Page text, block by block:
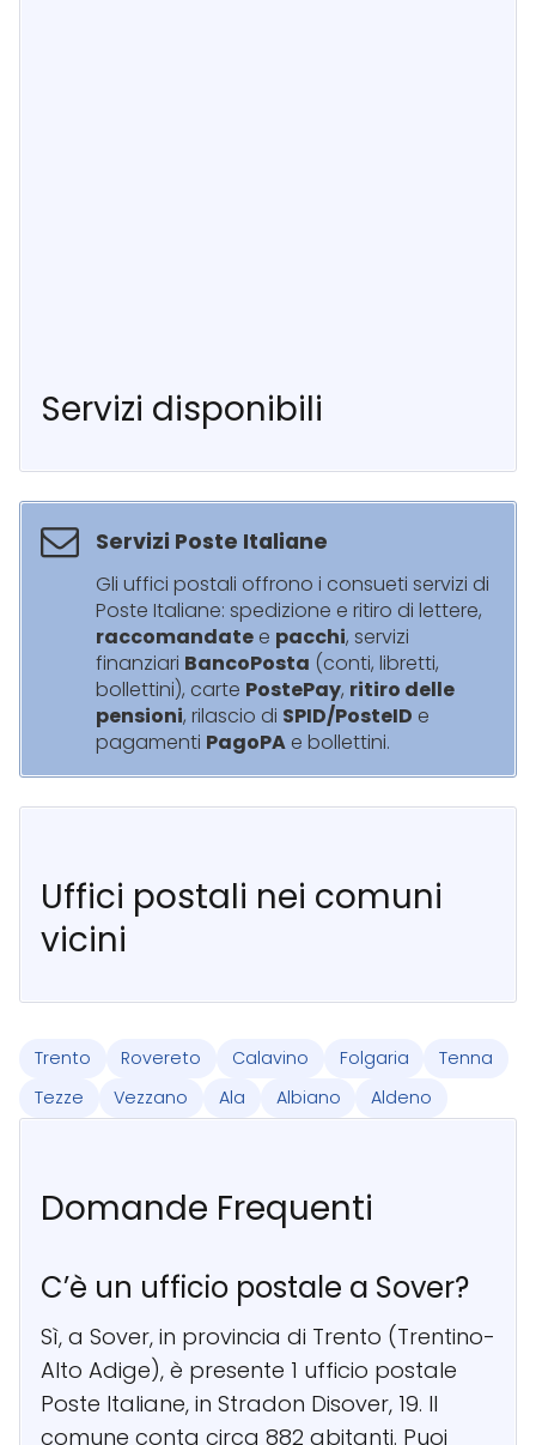
Servizi disponibili
Servizi Poste Italiane
Gli uffici postali offrono i consueti servizi di
Poste Italiane: spedizione e ritiro di lettere,
raccomandate e pacchi, servizi
finanziari BancoPosta (conti, libretti,
bollettini), carte PostePay, ritiro delle
pensioni, rilascio di SPID/PosteID e
pagamenti PagoPA e bollettini.
Uffici postali nei comuni
vicini
Trento Rovereto Calavino Folgaria
Tenna
Tezze
Vezzano Ala Albiano Aldeno
Domande Frequenti
C’è un ufficio postale a Sover?
Sì, a Sover, in provincia di Trento (Trentino-
Alto Adige), è presente 1 ufficio postale
Poste Italiane, in Stradon Disover, 19. Il
comune conta circa 882 abitanti. Puoi